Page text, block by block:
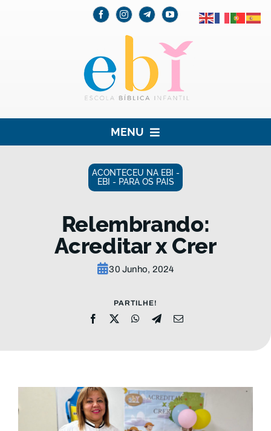
MENU
PARA AS CRIANÇAS
PARA OS PAIS
CONHEÇA A EBI
ACONTECEU NA EBI -
EBI - PARA OS PAIS
Relembrando:
Acreditar x Crer
30 Junho, 2024
PARTILHE!